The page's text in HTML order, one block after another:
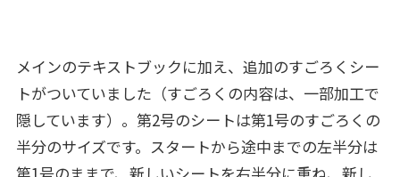
メインのテキストブックに加え、追加のすごろくシー
トがついていました（すごろくの内容は、一部加工で
隠しています）。第2号のシートは第1号のすごろくの
半分のサイズです。スタートから途中までの左半分は